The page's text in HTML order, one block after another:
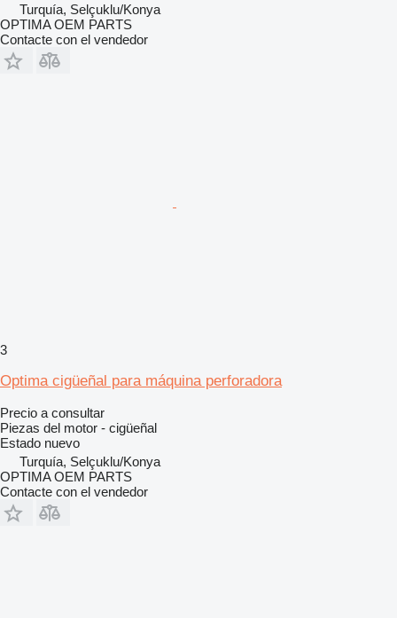
Turquía, Selçuklu/Konya
OPTIMA OEM PARTS
Contacte con el vendedor
3
Optima cigüeñal para máquina perforadora
Precio a consultar
Piezas del motor - cigüeñal
Estado nuevo
Turquía, Selçuklu/Konya
OPTIMA OEM PARTS
Contacte con el vendedor